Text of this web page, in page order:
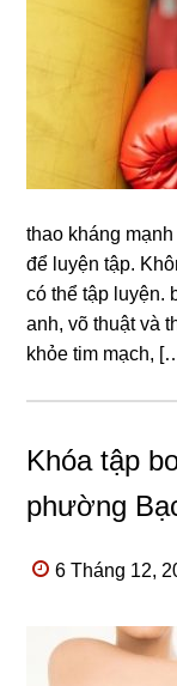
thao kháng
để luyện tập.
có thể tập luyện.
anh, võ thuật và
khỏe tim mạch,
Khóa tập
phường
6 Tháng 12,